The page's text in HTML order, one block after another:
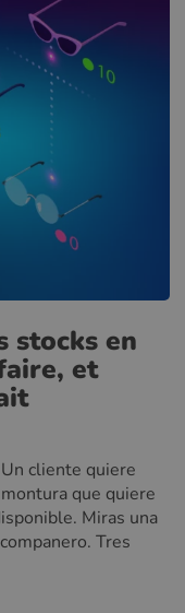
stocks en
et
cliente quiere
que quiere
Miras una
Tres